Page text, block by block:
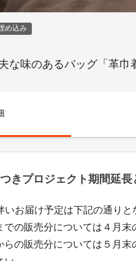
め込み
な味のあるバッグ「革
きプロジェクト期間延長
いお届け予定は下記の通りと
での販売分については４月末
らの販売分については５月末